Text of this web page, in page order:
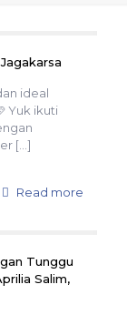
ideal
Yuk ikuti
[…]
Read more
Tunggu
Salim,